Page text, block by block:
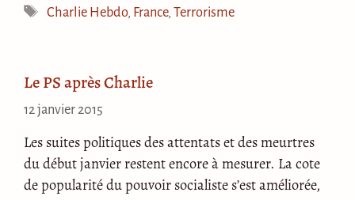
Étiquettes
Charlie Hebdo, France,Terrorisme
Le PS après Charlie
12 janvier 2015
Les suites politiques des attentats et des meurtres
du début janvier restent encore à mesurer. La cote
de popularité du pouvoir socialiste s’est améliorée,